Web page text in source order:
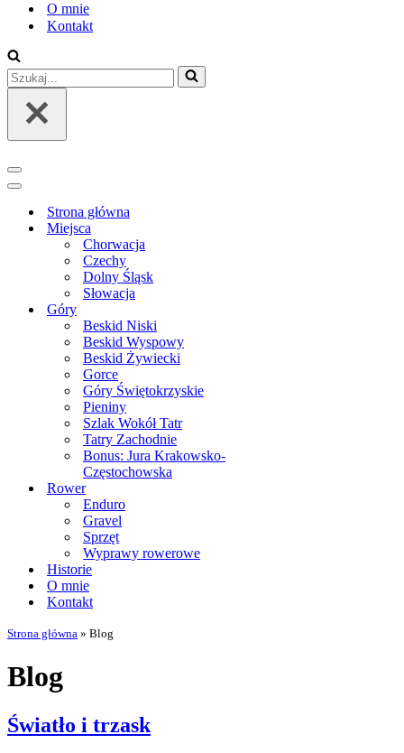
O mnie
Kontakt
Szukaj...
Menu
nawigacji
Menu
nawigacjiStrona główna
Miejsca
Chorwacja
Czechy
Dolny Śląsk
Słowacja
Góry
Beskid Niski
Beskid Wyspowy
Beskid Żywiecki
Gorce
Góry Świętokrzyskie
Pieniny
Szlak Wokół Tatr
Tatry Zachodnie
Bonus: Jura Krakowsko-
Częstochowska
Rower
Enduro
Gravel
Sprzęt
Wyprawy rowerowe
Historie
O mnie
Kontakt
Strona główna » Blog
Blog
Światło i trzask